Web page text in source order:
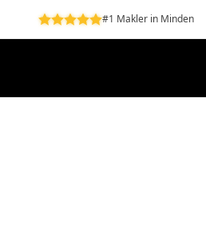
#1 Makler in Minden